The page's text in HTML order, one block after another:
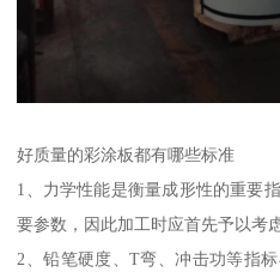
好质量的彩涂板都有哪些标准
1、力学性能是衡量成形性的重要
要参数，因此加工时应首先予以考虑
2、铅笔硬度、T弯、冲击功等指